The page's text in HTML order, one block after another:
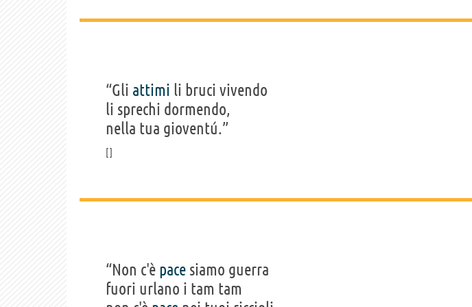
“Gli attimi li bruci vivendo
li sprechi dormendo,
nella tua gioventú.”
“Non c'è pace siamo guerra
fuori urlano i tam tam